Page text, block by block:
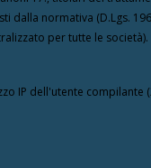
dalla normativa (D.Lgs.
per tutte le
IP dell'utente compilante